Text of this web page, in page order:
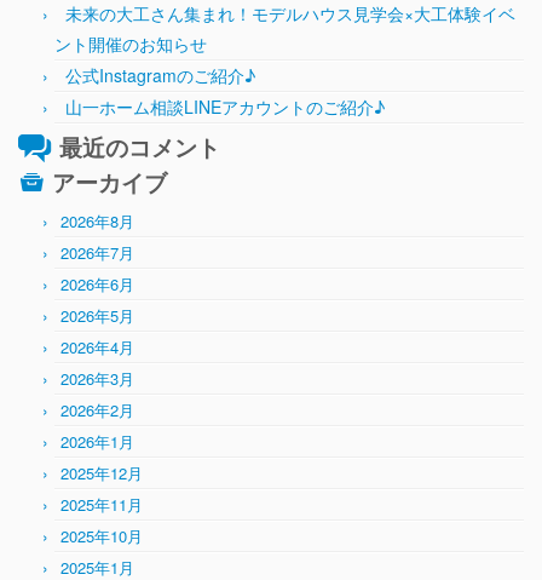
未来の大工さん集まれ！モデルハウス見学会×大工体験イベ
ント開催のお知らせ
公式Instagramのご紹介♪
山一ホーム相談LINEアカウントのご紹介♪
最近のコメント
アーカイブ
2026年8月
2026年7月
2026年6月
2026年5月
2026年4月
2026年3月
2026年2月
2026年1月
2025年12月
2025年11月
2025年10月
2025年1月